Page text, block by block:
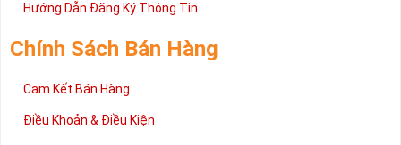
2 đang được rất nhiều khách hàng tin tưởng lựa chọn trên thị
cấp trong bài viết này sẽ giúp bạn hiểu rõ ý nghĩa và các bước đặt
mua sim số tại Sim Tiền Giang nhanh chóng nhất.
Chúc quý khách tìm được chiếc sim Tứ quý 2 như ý!
Hướng Dẫn Đăng Ký Thông Tin
Chính Sách Bán Hàng
Cam Kết Bán Hàng
Điều Khoản & Điều Kiện